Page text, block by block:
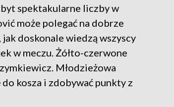
spektakularne liczby w
może polegać na dobrze
doskonale wiedzą wszyscy
w meczu. Żółto-czerwone
Młodzieżowa
kosza i zdobywać punkty z